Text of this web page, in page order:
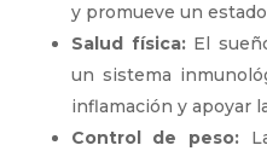
y promueve un
Salud física:El
un sistema
inflamación y apoyar
Control de peso: